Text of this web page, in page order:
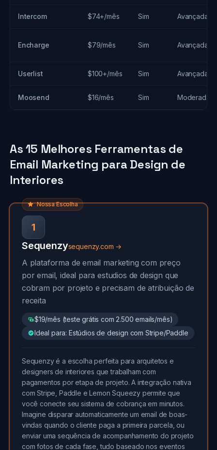
Intercom $74+/mês Sim Avançada
Encharge $79/mês Sim Avançada
Userlist $100+/mês Sim Avançada
Moosend $16/mês Sim Moderada
As 15 Melhores Ferramentas de
Email Marketing para Design de
Interiores
Nossa Escolha
1
Sequenzysequenzy.com →
A plataforma de email marketing com preço
por email, ideal para estudios de design que
cobram por projeto e precisam de atribuição de
receita
$19/mês (teste grátis com 2.500 emails/mês)
Ideal para: Estúdios de design com Stripe/Paddle
Sequenzy é a escolha perfeita para arquitetos e
designers de interiores que trabalham com
pagamentos por etapa de projeto. A integração nativa
com Stripe, Paddle e Lemon Squeezy permite que
você conecte seu sistema de cobrança em minutos.
Imagine disparar automaticamente um email de boas-
vindas quando o cliente paga a primeira parcela, ou
enviar uma sequência de acompanhamento do projeto
com fotos de cada fase, tudo baseado nos eventos